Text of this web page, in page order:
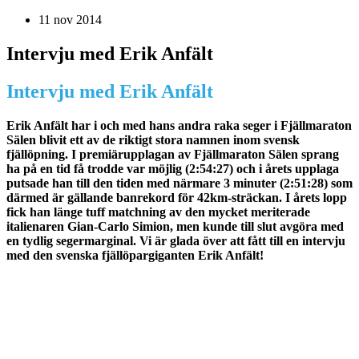
11 nov 2014
Intervju med Erik Anfält
Intervju med Erik Anfält
Erik Anfält har i och med hans andra raka seger i Fjällmaraton
Sälen blivit ett av de riktigt stora namnen inom svensk
fjällöpning. I premiärupplagan av Fjällmaraton Sälen sprang
ha på en tid få trodde var möjlig (2:54:27) och i årets upplaga
putsade han till den tiden med närmare 3 minuter (2:51:28) som
därmed är gällande banrekord för 42km-sträckan. I årets lopp
fick han länge tuff matchning av den mycket meriterade
italienaren Gian-Carlo Simion, men kunde till slut avgöra med
en tydlig segermarginal. Vi är glada över att fått till en intervju
med den svenska fjällöpargiganten Erik Anfält!